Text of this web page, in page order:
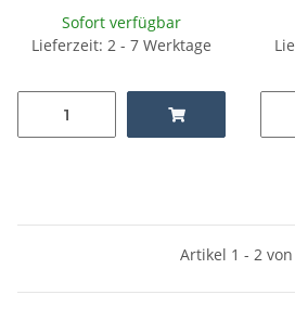
Sofort verfügbar
Lieferzeit: 2 - 7 Werktage
Artikel 1 - 2